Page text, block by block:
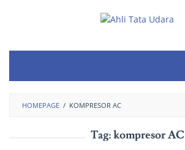
HOMEPAGE / KOMPRESOR AC
Tag:kompresor AC